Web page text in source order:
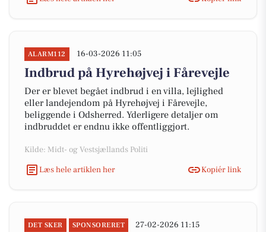
ALARM112 16-03-2026 11:05
Indbrud på Hyrehøjvej i Fårevejle
Der er blevet begået indbrud i en villa, lejlighed
eller landejendom på Hyrehøjvej i Fårevejle,
beliggende i Odsherred. Yderligere detaljer om
indbruddet er endnu ikke offentliggjort.
Kilde: Midt- og Vestsjællands Politi
Læs hele artiklen her
Kopiér link
DET SKER SPONSORERET 27-02-2026 11:15